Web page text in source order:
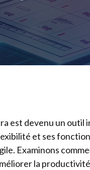
est devenu un outil
et ses
Examinons
la